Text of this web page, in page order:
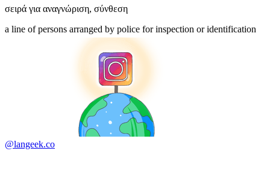
σειρά για αναγνώριση, σύνθεση
a line of persons arranged by police for inspection or identification
@langeek.co